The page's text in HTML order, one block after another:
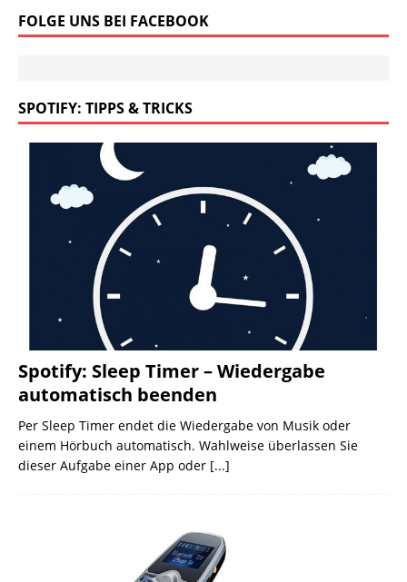
FOLGE UNS BEI FACEBOOK
SPOTIFY: TIPPS & TRICKS
Spotify: Sleep Timer – Wiedergabe
automatisch beenden
Per Sleep Timer endet die Wiedergabe von Musik oder
einem Hörbuch automatisch. Wahlweise überlassen Sie
dieser Aufgabe einer App oder [...]